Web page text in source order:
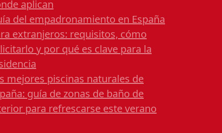
aplican
del empadronamiento en España
extranjeros: requisitos, cómo
y por qué es clave para la
mejores piscinas naturales de
guía de zonas de baño de
para refrescarse este verano